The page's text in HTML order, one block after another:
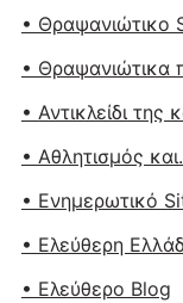
• Θραψανιώτικο
• Θραψανιώτικα
• Αντικλείδι της
• Αθλητισμός
• Ενημερωτικό
• Ελεύθερη
• Ελεύθερο Blog